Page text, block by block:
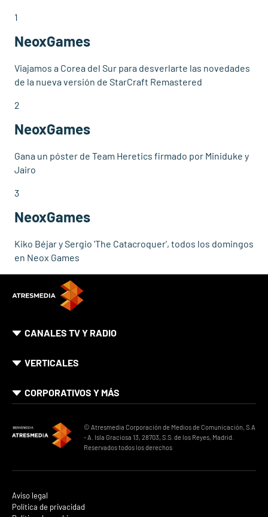
1
NeoxGames
Viajamos a Corea del Sur para desverlarte las novedades
de la nueva versión de StarCraft Remastered
2
NeoxGames
Gana un póster de Team Heretics firmado por Miniduke y
Jairo
3
NeoxGames
Kiko Béjar y Sergio 'The Catacroquer', todos los domingos
en Neox Games
CANALES TV Y RADIO
VERTICALES
CORPORATIVOS Y MÁS
© Atresmedia Corporación de Medios de Comunicación, S.A
- A. Isla Graciosa 13, 28703, S.S. de los Reyes, Madrid.
Reservados todos los derechos
Aviso legal
Política de privacidad